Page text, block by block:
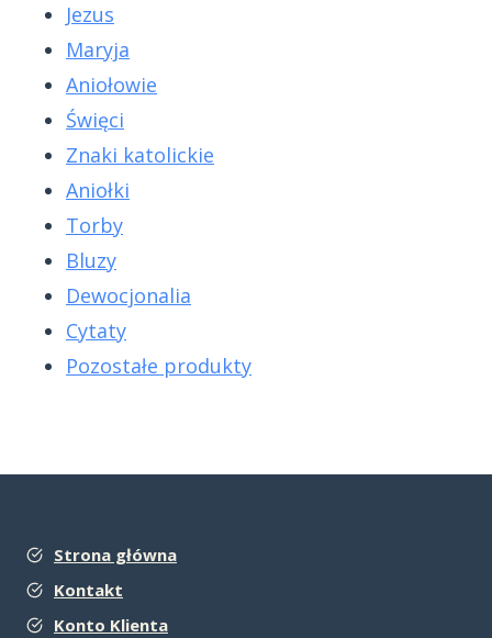
Jezus
Maryja
Aniołowie
Święci
Znaki katolickie
Aniołki
Torby
Bluzy
Dewocjonalia
Cytaty
Pozostałe produkty
Strona główna
Kontakt
Konto Klienta